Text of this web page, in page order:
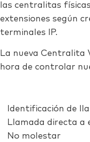
las centralitas
extensiones según
terminales IP.
La nueva Centralita
hora de controlar
Identificación de
Llamada directa a
No molestar